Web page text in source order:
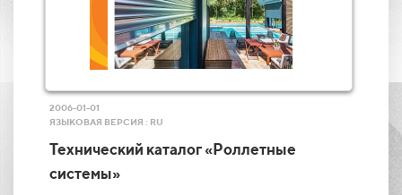
2006-01-01
ЯЗЫКОВАЯ ВЕРСИЯ : RU
Технический каталог «Роллетные
системы»